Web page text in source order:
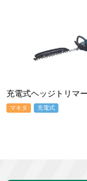
充電式ヘッジトリマー
マキタ 充電式